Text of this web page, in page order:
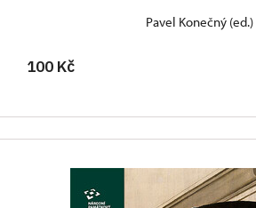
Pavel Konečný (ed.)
100 Kč